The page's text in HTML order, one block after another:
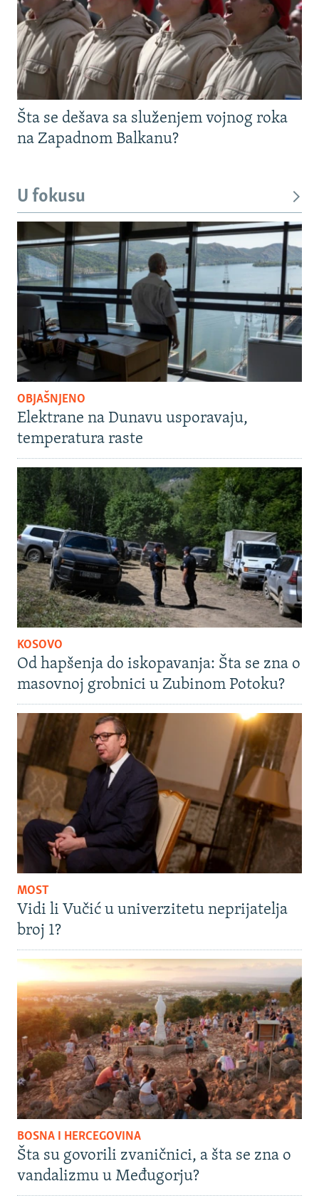
Šta se dešava sa služenjem vojnog roka
na Zapadnom Balkanu?
U fokusu
OBJAŠNJENO
Elektrane na Dunavu usporavaju,
temperatura raste
KOSOVO
Od hapšenja do iskopavanja: Šta se zna o
masovnoj grobnici u Zubinom Potoku?
MOST
Vidi li Vučić u univerzitetu neprijatelja
broj 1?
BOSNA I HERCEGOVINA
Šta su govorili zvaničnici, a šta se zna o
vandalizmu u Međugorju?